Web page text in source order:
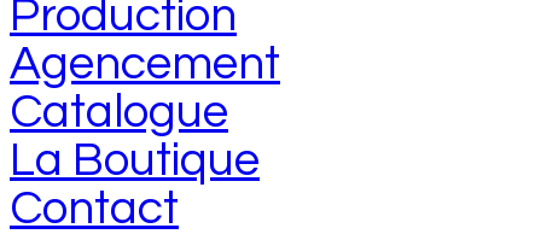
Production
Agencement
Catalogue
La Boutique
Contact